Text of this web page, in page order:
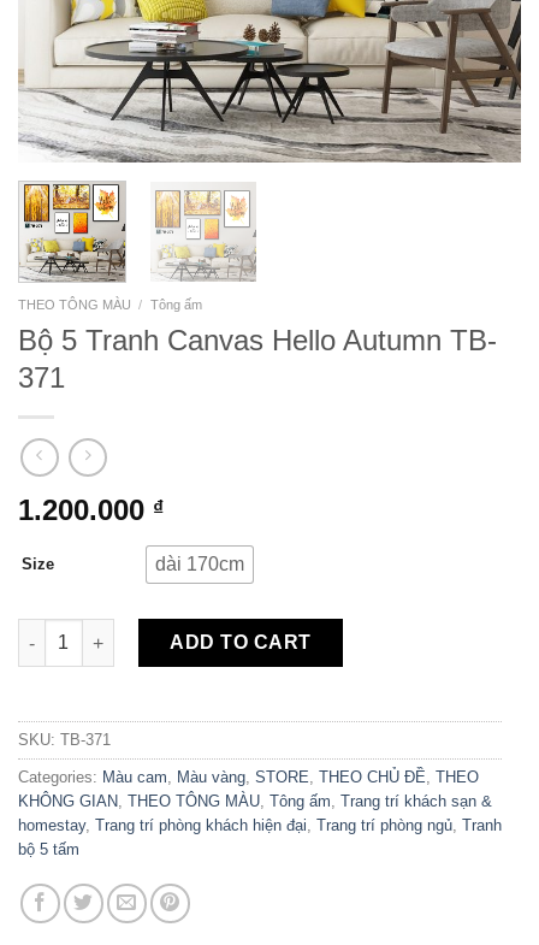
THEO TÔNG MÀU / Tông ấm
Bộ 5 Tranh Canvas Hello Autumn TB-
371
1.200.000 ₫
Size dài 170cm
Bộ 5 Tranh Canvas Hello Autumn TB-371 quantity
ADD TO CART
SKU: TB-371
Categories: Màu cam, Màu vàng, STORE, THEO CHỦ ĐỀ, THEO
KHÔNG GIAN, THEO TÔNG MÀU, Tông ấm, Trang trí khách sạn &
homestay, Trang trí phòng khách hiện đại, Trang trí phòng ngủ, Tranh
bộ 5 tấm